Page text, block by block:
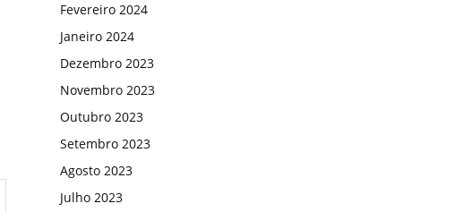
Fevereiro 2024
Janeiro 2024
Dezembro 2023
Novembro 2023
Outubro 2023
Setembro 2023
Agosto 2023
Julho 2023